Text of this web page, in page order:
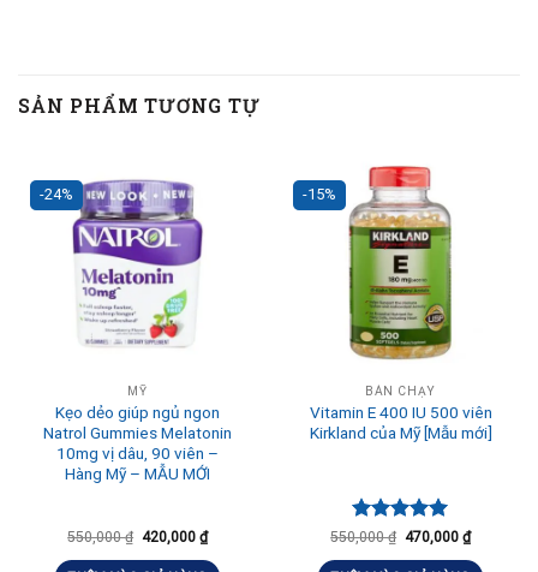
SẢN PHẨM TƯƠNG TỰ
-24%
MỸ
Kẹo dẻo giúp ngủ ngon
Natrol Gummies Melatonin
10mg vị dâu, 90 viên –
Hàng Mỹ – MẪU MỚI
550,000₫ 420,000 ₫
-15%
BÁN CHẠY
Vitamin E 400 IU 500 viên
Kirkland của Mỹ [Mẫu mới]
Được xếp
550,000₫ 470,000 ₫